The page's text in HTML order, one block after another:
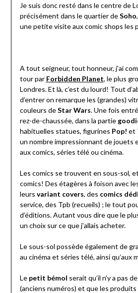
Je suis donc resté dans le centre de
précisément dans le quartier deSoho
une petite visite aux comic shops les
A tout seigneur, tout honneur, j’ai
tour par Forbidden Planet, le plus
Londres. Et là, c’est du lourd! Tout
d’entrer on remarque les (grandes)
couleurs deStar Wars. Une fois
rez-de-chaussée, dans la partie
habituelles statues, figurines Pop! et
un nombre impressionnant de jouets
aux comics, séries télé ou cinéma.
Les comics se trouvent en sous-sol, et
comics! Des étagères à foison avec
leurs variant covers, des comics
service, des Tpb (recueils) ; le tout
d’éditions. Autant vous dire que le
un choix sur ce que j’allais acheter.
Le sous-sol possède également de
au cinéma et séries télé, ainsi qu’aux
Le petit bémol serait qu’il n’y a pas de
(anciens numéros) et que les